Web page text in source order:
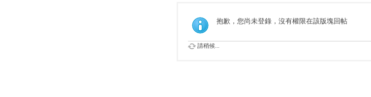
索
抱歉，您尚未登錄，沒有權限在該版塊回帖
請稍候...